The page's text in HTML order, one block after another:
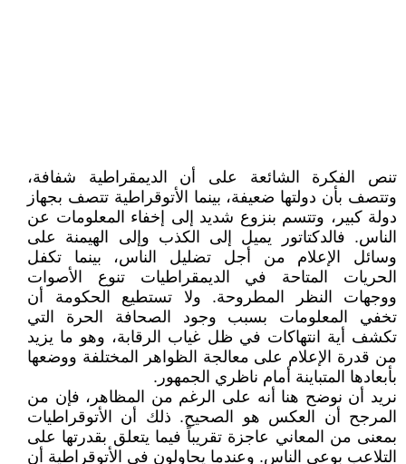
تنص الفكرة الشائعة على أن الديمقراطية شفافة،
وتتصف بأن دولتها ضعيفة، بينما الأتوقراطية تتصف بجهاز
دولة كبير، وتتسم بنزوع شديد إلى إخفاء المعلومات عن
الناس. فالدكتاتور يميل إلى الكذب وإلى الهيمنة على
وسائل الإعلام من أجل تضليل الناس، بينما تكفل
الحريات المتاحة في الديمقراطيات تنوع الأصوات
ووجهات النظر المطروحة. ولا تستطيع الحكومة أن
تخفي المعلومات بسبب وجود الصحافة الحرة التي
تكشف أية انتهاكات في ظل غياب الرقابة، وهو ما يزيد
من قدرة الإعلام على معالجة الظواهر المختلفة ووضعها
بأبعادها المتباينة أمام ناظري الجمهور.
نريد أن نوضح هنا أنه على الرغم من المظاهر، فإن من
المرجح أن العكس هو الصحيح. ذلك أن الأتوقراطيات
بمعنى من المعاني عاجزة تقريباً فيما يتعلق بقدرتها على
التلاعب بوعي الناس. وعندما يحاولون في الأتوقراطية أن